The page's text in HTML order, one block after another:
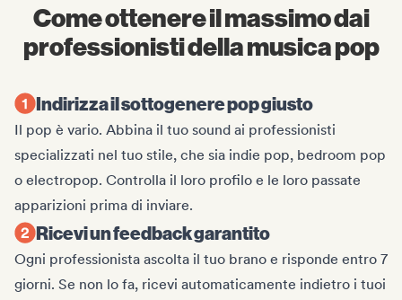
Come ottenere il massimo dai
professionisti della musica pop
Indirizza il sottogenere pop giusto
Il pop è vario. Abbina il tuo sound ai professionisti
specializzati nel tuo stile, che sia indie pop, bedroom pop
o electropop. Controlla il loro profilo e le loro passate
apparizioni prima di inviare.
Ricevi un feedback garantito
Ogni professionista ascolta il tuo brano e risponde entro 7
giorni. Se non lo fa, ricevi automaticamente indietro i tuoi